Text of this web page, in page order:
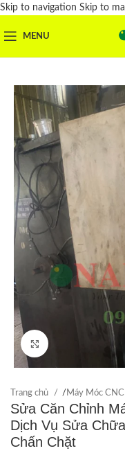
Skip to navigation Skip to
MENU
Trang chủ / Máy Móc CNC
Sửa Căn Chỉnh
Dịch Vụ Sửa
Chấn Chặt